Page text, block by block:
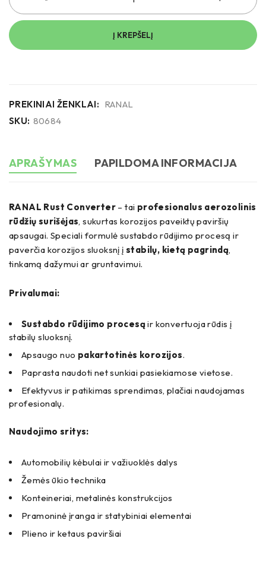
Į KREPŠELĮ
PREKINIAI ŽENKLAI: RANAL
SKU: 80684
APRAŠYMAS PAPILDOMA INFORMACIJA
RANAL Rust Converter – tai profesionalus aerozolinis
rūdžių surišėjas, sukurtas korozijos paveiktų paviršių
apsaugai. Speciali formulė sustabdo rūdijimo procesą ir
paverčia korozijos sluoksnį į stabilų, kietą pagrindą,
tinkamą dažymui ar gruntavimui.
Privalumai:
Sustabdo rūdijimo procesąir konvertuoja rūdis į
stabilų sluoksnį.
Apsaugo nuo pakartotinės korozijos.
Paprasta naudoti net sunkiai pasiekiamose vietose.
Efektyvus ir patikimas sprendimas, plačiai naudojamas
profesionalų.
Naudojimo sritys:
Automobilių kėbulai ir važiuoklės dalys
Žemės ūkio technika
Konteineriai, metalinės konstrukcijos
Pramoninė įranga ir statybiniai elementai
Plieno ir ketaus paviršiai